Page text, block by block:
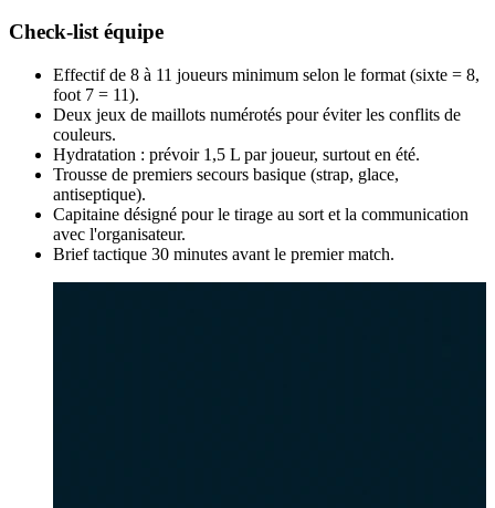
Check-list équipe
Effectif de 8 à 11 joueurs minimum selon le format (sixte = 8,
foot 7 = 11).
Deux jeux de maillots numérotés pour éviter les conflits de
couleurs.
Hydratation : prévoir 1,5 L par joueur, surtout en été.
Trousse de premiers secours basique (strap, glace,
antiseptique).
Capitaine désigné pour le tirage au sort et la communication
avec l'organisateur.
Brief tactique 30 minutes avant le premier match.